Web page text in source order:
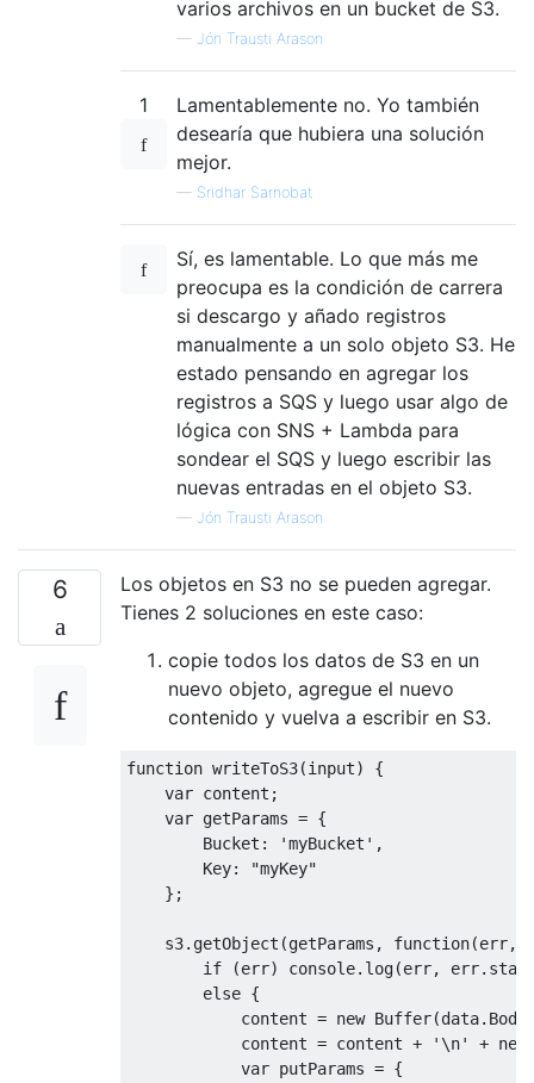
varios archivos en un bucket de S3.
— Jón Trausti Arason
1
Lamentablemente no. Yo también
desearía que hubiera una solución
mejor.
— Sridhar Sarnobat
Sí, es lamentable. Lo que más me
preocupa es la condición de carrera
si descargo y añado registros
manualmente a un solo objeto S3. He
estado pensando en agregar los
registros a SQS y luego usar algo de
lógica con SNS + Lambda para
sondear el SQS y luego escribir las
nuevas entradas en el objeto S3.
— Jón Trausti Arason
6
Los objetos en S3 no se pueden agregar.
Tienes 2 soluciones en este caso:
copie todos los datos de S3 en un
nuevo objeto, agregue el nuevo
contenido y vuelva a escribir en S3.
function writeToS3(input) {
    var content;
    var getParams = {
        Bucket: 'myBucket',
        Key: "myKey"
    };
s3.getObject(getParams, function(err,
if (err) console.log(err,
        else {
content = new
content = content + '\n' +
            var putParams = {